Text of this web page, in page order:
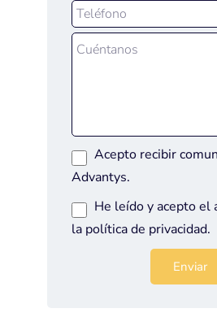
Acepto recibir
Advantys.
He leído y acepto el
la política de privacidad.